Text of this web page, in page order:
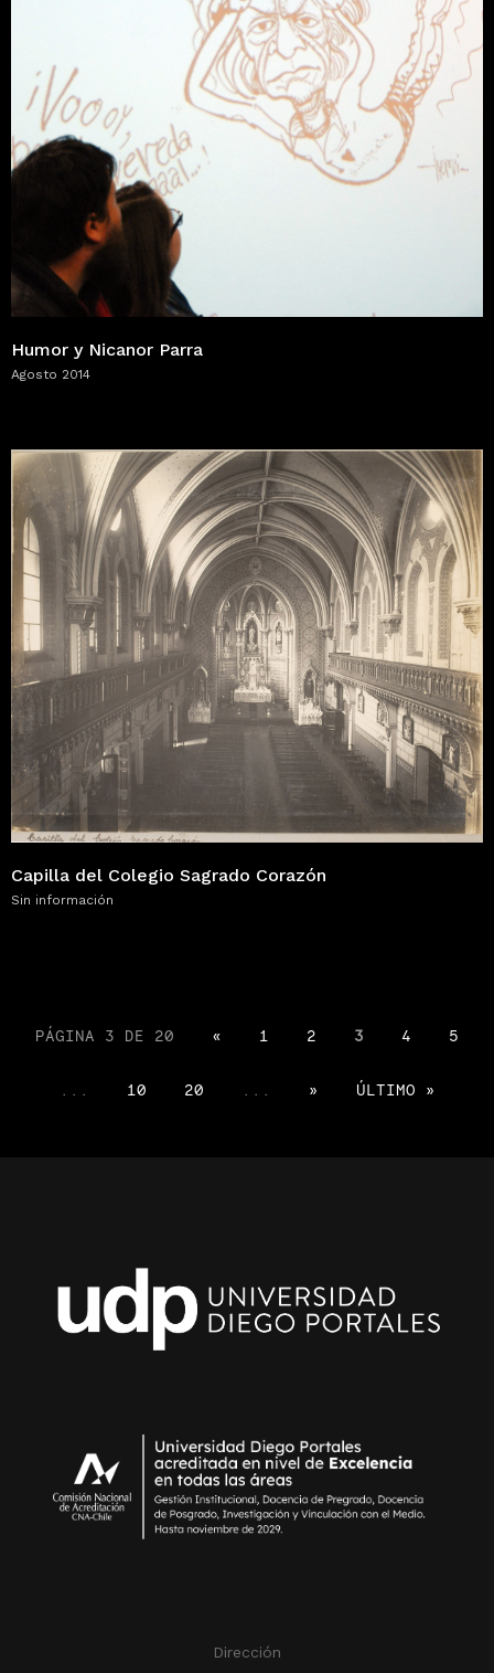
Humor y Nicanor Parra
Agosto 2014
Capilla del Colegio Sagrado Corazón
Sin información
PÁGINA 3 DE 20 « 1 2 3 4 5
10 20 » ÚLTIMO »
Dirección